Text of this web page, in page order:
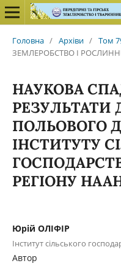
Головна / Архіви / Том
ЗЕМЛЕРОБСТВО І
НАУКОВА
РЕЗУЛЬТАТИ
ПОЛЬОВОГО
ІНСТИТУТУ
РЕГІОНУ
Юрій ОЛІФІР
Інститут сільського
Автор